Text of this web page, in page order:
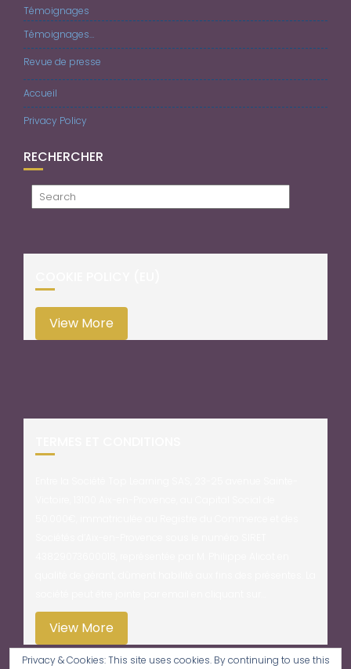
Témoignages
Témoignages…
Revue de presse
Accueil
Privacy Policy
RECHERCHER
View More
View More
Privacy & Cookies: This site uses cookies. By continuing to use this